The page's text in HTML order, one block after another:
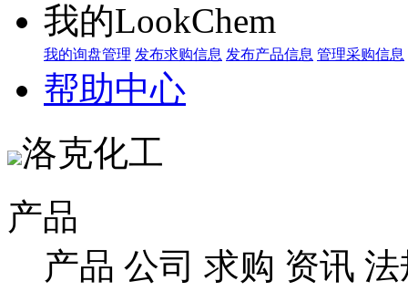
我的LookChem
我的询盘管理 发布求购信息 发布产品信息 管理采购信息
帮助中心
洛克化工
产品
产品 公司 求购 资讯 法